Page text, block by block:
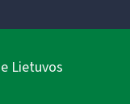
Lietuvos